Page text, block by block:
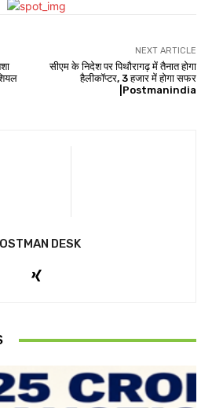
NEXT ARTICLE
सीएम के निदेश पर पिथौरागढ़ में तैनात होगा
हैलीकॉप्टर, 3 हजार में होगा सफर
|Postmanindia
DESK